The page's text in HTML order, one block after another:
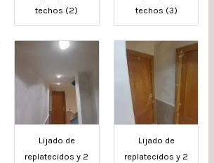
techos (2)
techos (3)
Lijado de
replatecidos y 2
Lijado de
replatecidos y 2